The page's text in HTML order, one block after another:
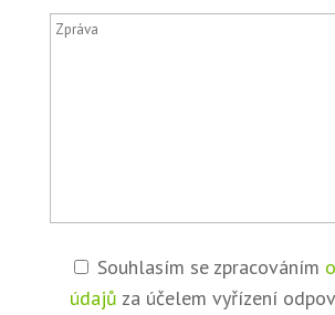
Souhlasím se zpracováním
údajů za účelem vyřízení